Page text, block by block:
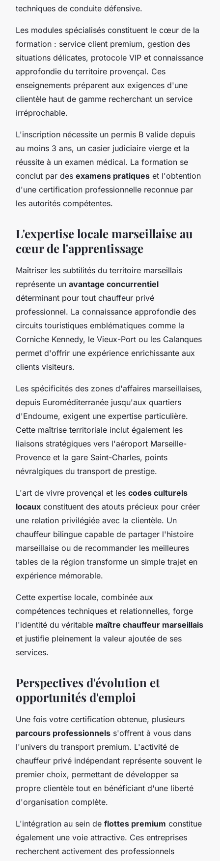
techniques de conduite défensive.
Les modules spécialisés constituent le cœur de la
formation : service client premium, gestion des
situations délicates, protocole VIP et connaissance
approfondie du territoire provençal. Ces
enseignements préparent aux exigences d'une
clientèle haut de gamme recherchant un service
irréprochable.
L'inscription nécessite un permis B valide depuis
au moins 3 ans, un casier judiciaire vierge et la
réussite à un examen médical. La formation se
conclut par des examens pratiques et l'obtention
d'une certification professionnelle reconnue par
les autorités compétentes.
L'expertise locale marseillaise au
cœur de l'apprentissage
Maîtriser les subtilités du territoire marseillais
représente un avantage concurrentiel
déterminant pour tout chauffeur privé
professionnel. La connaissance approfondie des
circuits touristiques emblématiques comme la
Corniche Kennedy, le Vieux-Port ou les Calanques
permet d'offrir une expérience enrichissante aux
clients visiteurs.
Les spécificités des zones d'affaires marseillaises,
depuis Euroméditerranée jusqu'aux quartiers
d'Endoume, exigent une expertise particulière.
Cette maîtrise territoriale inclut également les
liaisons stratégiques vers l'aéroport Marseille-
Provence et la gare Saint-Charles, points
névralgiques du transport de prestige.
L'art de vivre provençal et les codes culturels
locaux constituent des atouts précieux pour créer
une relation privilégiée avec la clientèle. Un
chauffeur bilingue capable de partager l'histoire
marseillaise ou de recommander les meilleures
tables de la région transforme un simple trajet en
expérience mémorable.
Cette expertise locale, combinée aux
compétences techniques et relationnelles, forge
l'identité du véritable maître chauffeur marseillais
et justifie pleinement la valeur ajoutée de ses
services.
Perspectives d'évolution et
opportunités d'emploi
Une fois votre certification obtenue, plusieurs
parcours professionnels s'offrent à vous dans
l'univers du transport premium. L'activité de
chauffeur privé indépendant représente souvent le
premier choix, permettant de développer sa
propre clientèle tout en bénéficiant d'une liberté
d'organisation complète.
L'intégration au sein de flottes premium constitue
également une voie attractive. Ces entreprises
recherchent activement des professionnels